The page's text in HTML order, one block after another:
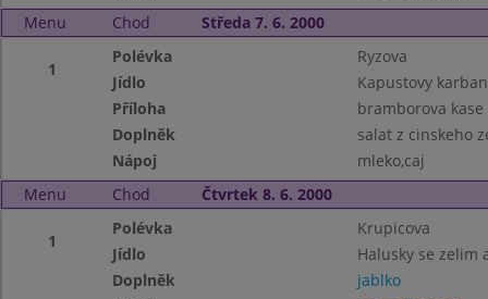
Menu
Chod Středa 7. 6. 2000
1
Polévka
Ryzova
Jídlo
Kapustovy
Příloha
bramborova kase
Doplněk
salat z cinskeho
Nápoj
mleko,caj
Menu
Chod Čtvrtek 8. 6. 2000
1
Polévka
Krupicova
Jídlo
Halusky se zelim
Doplněk
jablko